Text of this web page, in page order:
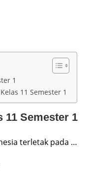
1
11 Semester 1
11 Semester 1
terletak pada …